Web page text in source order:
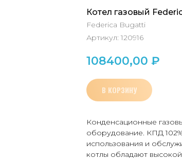
Котел газовый
Federica Bugatti
Артикул: 120916
108400,00 ₽
В КОРЗИНУ
Конденсационные
оборудование. КПД
использования и
котлы обладают